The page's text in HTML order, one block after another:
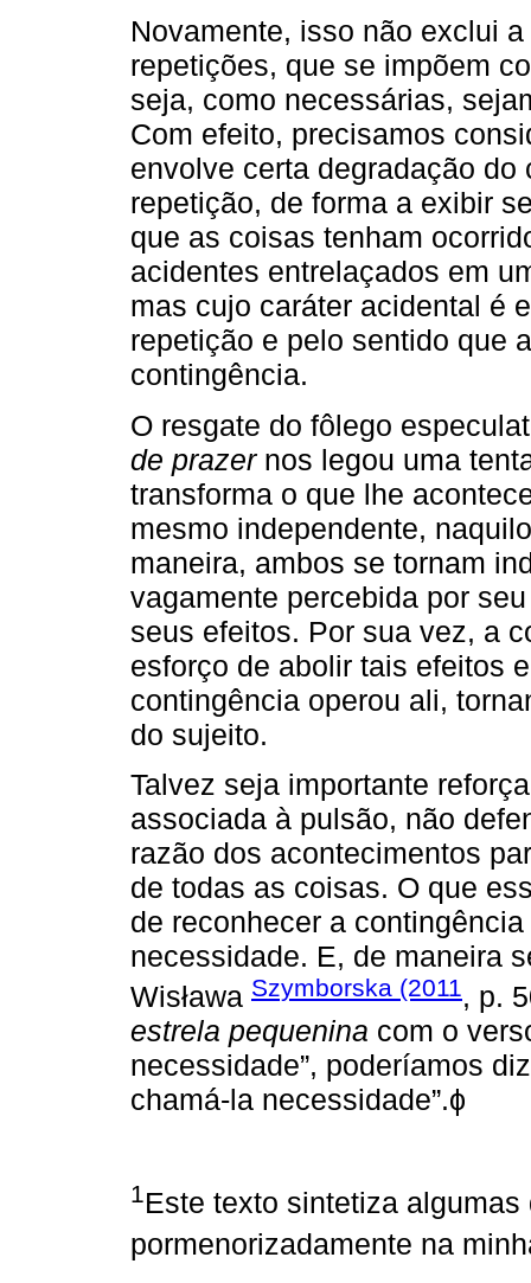
Novamente, isso não exclui
repetições, que se impõem
seja, como necessárias,
Com efeito, precisamos
envolve certa degradação
repetição, de forma a exibir
que as coisas tenham
acidentes entrelaçados em
mas cujo caráter acidental é
repetição e pelo sentido que
contingência.
O resgate do fôlego
de prazernos legou uma
transforma o que lhe
mesmo independente,
maneira, ambos se tornam
vagamente percebida por
seus efeitos. Por sua vez, a
esforço de abolir tais efeitos
contingência operou ali,
do sujeito.
Talvez seja importante
associada à pulsão, não
razão dos acontecimentos
de todas as coisas. O que
de reconhecer a
necessidade. E, de maneira
Wisława Szymborska (2011, p.
estrela pequenina com o
necessidade”, poderíamos
chamá-la necessidade”.ϕ
1Este texto sintetiza
pormenorizadamente na